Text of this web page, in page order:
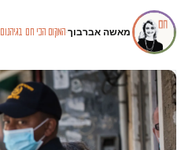
מאשה אברבוך·המקום הכי חם בגיהנום